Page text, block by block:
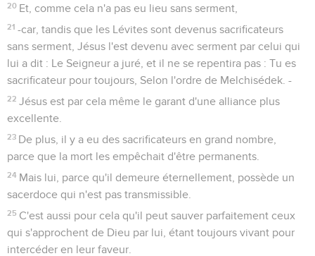
20 Et, comme cela n'a pas eu lieu sans serment,
21 -car, tandis que les Lévites sont devenus sacrificateurs
sans serment, Jésus l'est devenu avec serment par celui qui
lui a dit : Le Seigneur a juré, et il ne se repentira pas : Tu es
sacrificateur pour toujours, Selon l'ordre de Melchisédek. -
22 Jésus est par cela même le garant d'une alliance plus
excellente.
23 De plus, il y a eu des sacrificateurs en grand nombre,
parce que la mort les empêchait d'être permanents.
24 Mais lui, parce qu'il demeure éternellement, possède un
sacerdoce qui n'est pas transmissible.
25 C'est aussi pour cela qu'il peut sauver parfaitement ceux
qui s'approchent de Dieu par lui, étant toujours vivant pour
intercéder en leur faveur.